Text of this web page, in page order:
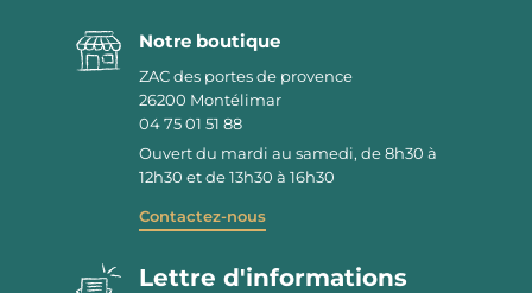
Notre boutique
ZAC des portes de provence
26200 Montélimar
04 75 01 51 88
Ouvert du mardi au samedi, de 8h30 à
12h30 et de 13h30 à 16h30
Contactez-nous
Lettre d'informations